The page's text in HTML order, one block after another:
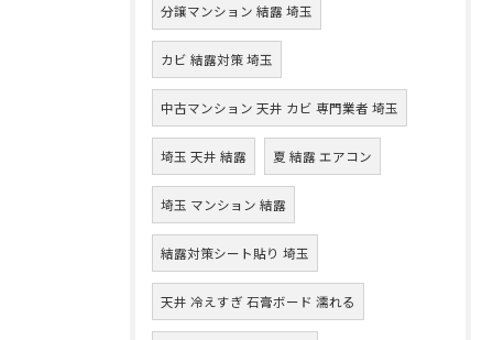
分譲マンション 結露 埼玉
カビ 結露対策 埼玉
中古マンション 天井 カビ 専門業者 埼玉
埼玉 天井 結露 夏 結露 エアコン
埼玉 マンション 結露
結露対策シート貼り 埼玉
天井 冷えすぎ 石膏ボード 濡れる